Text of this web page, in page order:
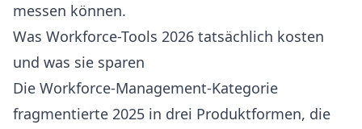
messen können.
Was Workforce-Tools 2026 tatsächlich kosten
und was sie sparen
Die Workforce-Management-Kategorie
fragmentierte 2025 in drei Produktformen, die